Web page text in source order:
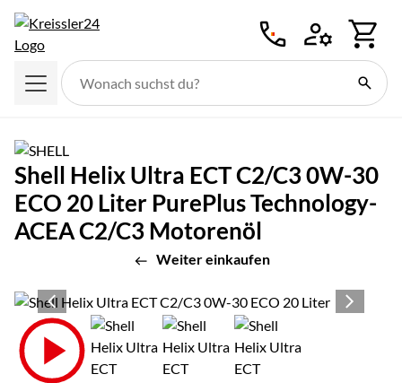
Shell Helix Ultra ECT C2/C3 0W-30
ECO 20 Liter PurePlus Technology-
ACEA C2/C3 Motorenöl
Weiter einkaufen
Produktgalerie
Zur Kaufbox springen